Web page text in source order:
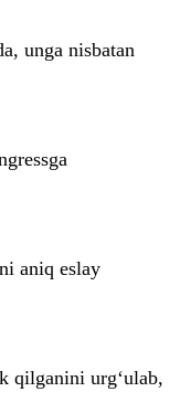
unga nisbatan
aniq eslay
qilganini urg‘ulab,